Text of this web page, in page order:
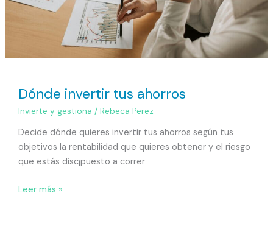
Dónde invertir tus ahorros
Invierte y gestiona / Rebeca Perez
Decide dónde quieres invertir tus ahorros según tus
objetivos la rentabilidad que quieres obtener y el riesgo
que estás disc¡puesto a correr
Leer más »